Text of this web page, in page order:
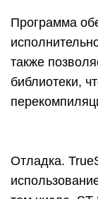
Программа
также
библиотеки,
Отладка.